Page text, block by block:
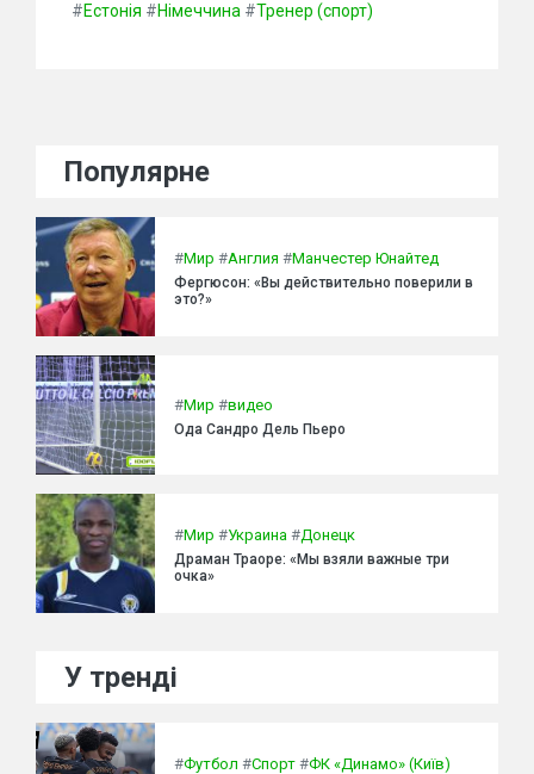
#Естонія #Німеччина #Тренер (спорт)
Популярне
#Мир #Англия #Манчестер Юнайтед
Фергюсон: «Вы действительно поверили в
это?»
#Мир #видео
Ода Сандро Дель Пьеро
#Мир #Украина #Донецк
Драман Траоре: «Мы взяли важные три
очка»
У тренді
#Футбол #Спорт #ФК «Динамо» (Київ)